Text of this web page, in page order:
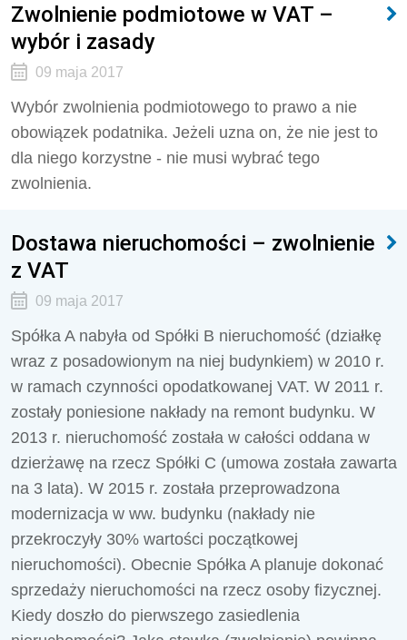
Zwolnienie podmiotowe w VAT –
wybór i zasady
09 maja 2017
Wybór zwolnienia podmiotowego to prawo a nie
obowiązek podatnika. Jeżeli uzna on, że nie jest to
dla niego korzystne - nie musi wybrać tego
zwolnienia.
Dostawa nieruchomości – zwolnienie
z VAT
09 maja 2017
Spółka A nabyła od Spółki B nieruchomość (działkę
wraz z posadowionym na niej budynkiem) w 2010 r.
w ramach czynności opodatkowanej VAT. W 2011 r.
zostały poniesione nakłady na remont budynku. W
2013 r. nieruchomość została w całości oddana w
dzierżawę na rzecz Spółki C (umowa została zawarta
na 3 lata). W 2015 r. została przeprowadzona
modernizacja w ww. budynku (nakłady nie
przekroczyły 30% wartości początkowej
nieruchomości). Obecnie Spółka A planuje dokonać
sprzedaży nieruchomości na rzecz osoby fizycznej.
Kiedy doszło do pierwszego zasiedlenia